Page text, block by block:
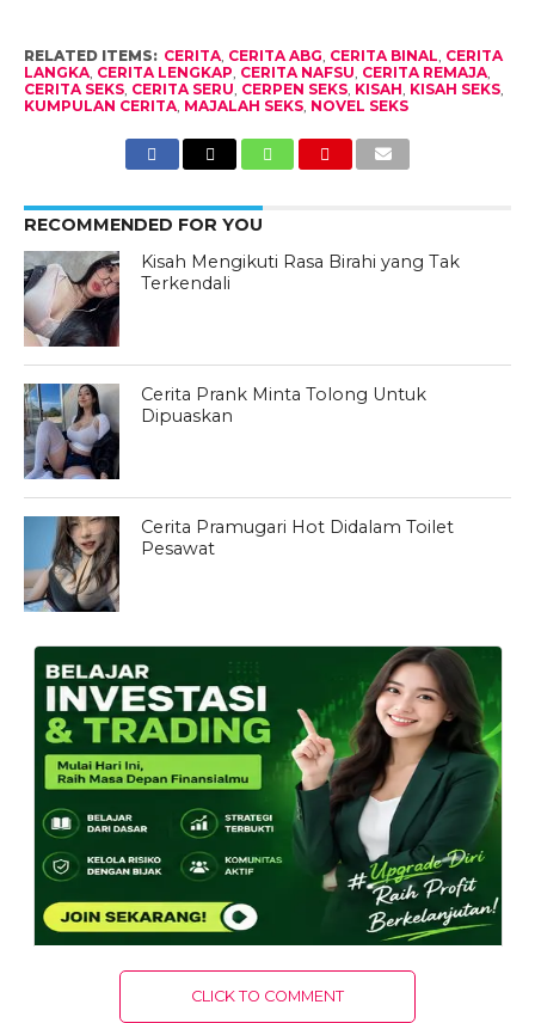
RELATED ITEMS: CERITA, CERITA ABG, CERITA BINAL, CERITA
LANGKA, CERITA LENGKAP, CERITA NAFSU, CERITA REMAJA,
CERITA SEKS, CERITA SERU, CERPEN SEKS, KISAH, KISAH SEKS,
KUMPULAN CERITA, MAJALAH SEKS, NOVEL SEKS
RECOMMENDED FOR YOU
Kisah Mengikuti Rasa Birahi yang Tak
Terkendali
Cerita Prank Minta Tolong Untuk
Dipuaskan
Cerita Pramugari Hot Didalam Toilet
Pesawat
CLICK TO COMMENT